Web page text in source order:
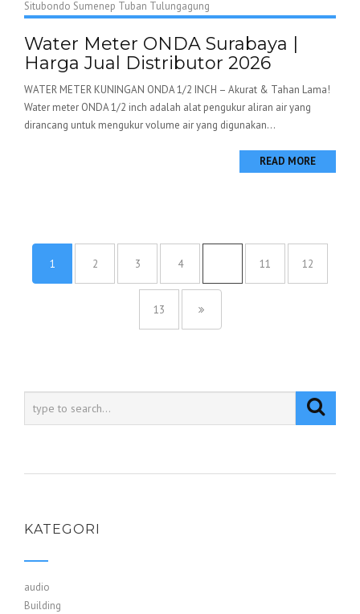
Water Meter ONDA Surabaya |
Harga Jual Distributor 2026
WATER METER KUNINGAN ONDA 1/2 INCH – Akurat & Tahan Lama!
Water meter ONDA 1/2 inch adalah alat pengukur aliran air yang
dirancang untuk mengukur volume air yang digunakan...
READ MORE
1 2 3 4 11 12
13
KATEGORI
audio
Building